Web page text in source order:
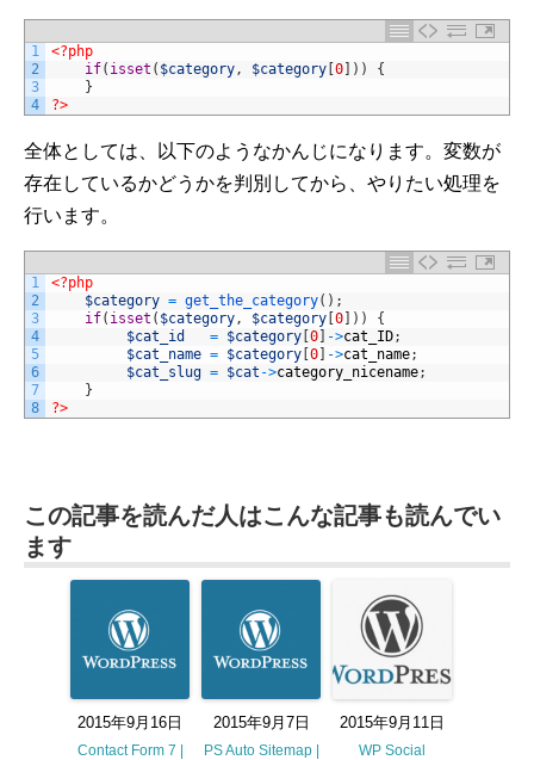
1
2
3
4
<?php
if( isset ( $category , $category [0] ) )
{
}
?>
全体としては、以下のようなかんじになります。変数が
存在しているかどうかを判別してから、やりたい処理を
行います。
1
2
3
4
5
6
7
8
<?php
$category = get_the_category( ) ;
if( isset ( $category , $category [0] ) )
{
$cat_id
= $category [0] ->cat_ID;
$cat_name = $category [0] ->cat_name;
$cat_slug = $cat ->category_nicename;
}
?>
この記事を読んだ人はこんな記事も読んでい
ます
2015年9月16日
Contact Form 7 |
2015年9月7日
PS Auto Sitemap |
2015年9月11日
WP Social